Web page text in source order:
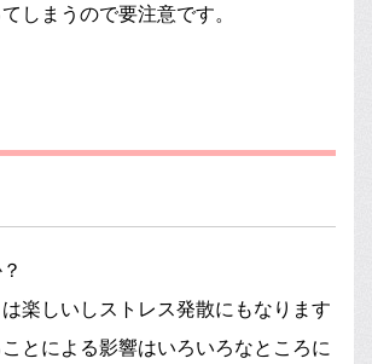
しまうので要注意です。
楽しいしストレス発散にもなります
とによる影響はいろいろなところに